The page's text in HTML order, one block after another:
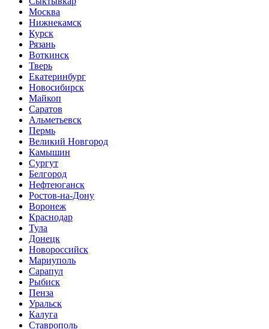
Москва
Нижнекамск
Курск
Рязань
Воткинск
Тверь
Екатеринбург
Новосибирск
Майкоп
Саратов
Альметьевск
Пермь
Великий Новгород
Камышин
Сургут
Белгород
Нефтеюганск
Ростов-на-Дону
Воронеж
Краснодар
Тула
Донецк
Новороссийск
Мариуполь
Сарапул
Рыбиск
Пенза
Уральск
Калуга
Ставрополь